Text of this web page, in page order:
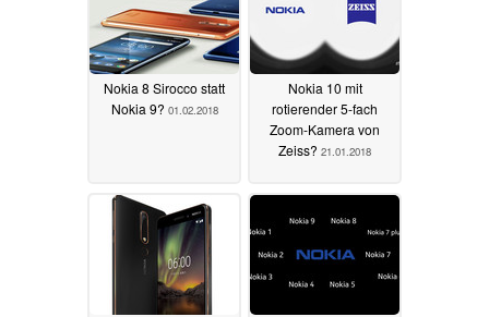
Nokia 8 Sirocco statt
Nokia 9? 01.02.2018
Nokia 10 mit
rotierender 5-fach
Zoom-Kamera von
Zeiss? 21.01.2018